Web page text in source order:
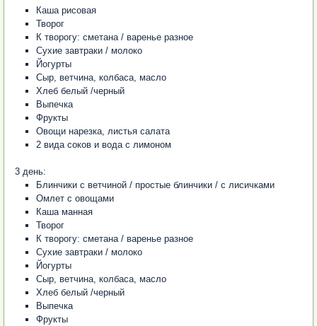
Каша рисовая
Творог
К творогу: сметана / варенье разное
Сухие завтраки / молоко
Йогурты
Сыр, ветчина, колбаса, масло
Хлеб белый /черный
Выпечка
Фрукты
Овощи нарезка, листья салата
2 вида соков и вода с лимоном
3 день:
Блинчики с ветчиной / простые блинчики / с лисичками
Омлет с овощами
Каша манная
Творог
К творогу: сметана / варенье разное
Сухие завтраки / молоко
Йогурты
Сыр, ветчина, колбаса, масло
Хлеб белый /черный
Выпечка
Фрукты